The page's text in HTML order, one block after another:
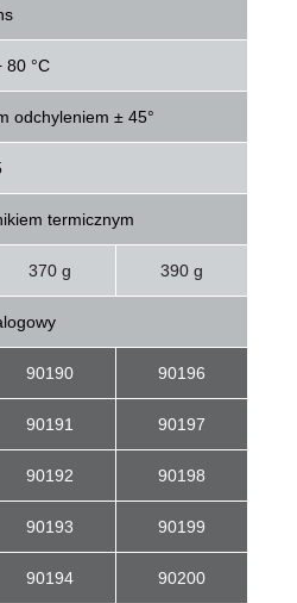
80 °C
odchyleniem ± 45°
termicznym
370 g 390 g
90190 90196
90191 90197
90192 90198
90193 90199
90194 90200